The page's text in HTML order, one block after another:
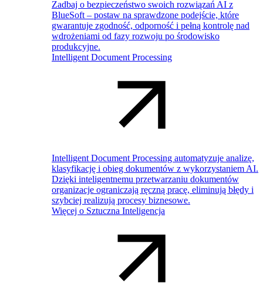
Zadbaj o bezpieczeństwo swoich rozwiązań AI z
BlueSoft – postaw na sprawdzone podejście, które
gwarantuje zgodność, odporność i pełną kontrolę nad
wdrożeniami od fazy rozwoju po środowisko
produkcyjne.
Intelligent Document Processing
Intelligent Document Processing automatyzuje analizę,
klasyfikację i obieg dokumentów z wykorzystaniem AI.
Dzięki inteligentnemu przetwarzaniu dokumentów
organizacje ograniczają ręczną pracę, eliminują błędy i
szybciej realizują procesy biznesowe.
Więcej o Sztuczna Inteligencja